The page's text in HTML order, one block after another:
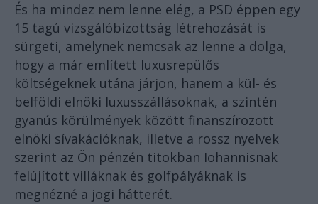
És ha mindez nem lenne elég, a PSD éppen egy
15 tagú vizsgálóbizottság létrehozását is
sürgeti, amelynek nemcsak az lenne a dolga,
hogy a már említett luxusrepülős
költségeknek utána járjon, hanem a kül- és
belföldi elnöki luxusszállásoknak, a szintén
gyanús körülmények között finanszírozott
elnöki sívakációknak, illetve a rossz nyelvek
szerint az Ön pénzén titokban Iohannisnak
felújított villáknak és golfpályáknak is
megnézné a jogi hátterét.